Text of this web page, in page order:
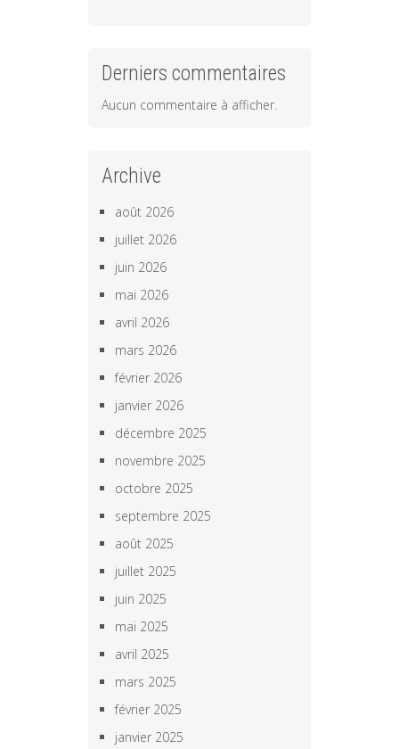
Derniers commentaires
Aucun commentaire à afficher.
Archive
août 2026
juillet 2026
juin 2026
mai 2026
avril 2026
mars 2026
février 2026
janvier 2026
décembre 2025
novembre 2025
octobre 2025
septembre 2025
août 2025
juillet 2025
juin 2025
mai 2025
avril 2025
mars 2025
février 2025
janvier 2025